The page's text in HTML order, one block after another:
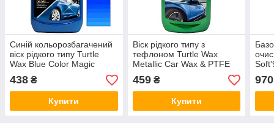
Синій кольорозбагачений
віск рідкого типу Turtle
Wax Blue Color Magic
438 ₴
Купити
Віск рідкого типу з
тефлоном Turtle Wax
Metallic Car Wax & PTFE
459₴
Купити
970